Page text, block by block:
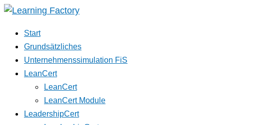
Start
Grundsätzliches
Unternehmenssimulation FiS
LeanCert
LeanCert
LeanCert Module
LeadershipCert